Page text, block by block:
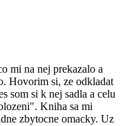
mi na nej prekazalo a
Hovorim si, ze odkladat
som si k nej sadla a celu
Kniha sa mi
zbytocne omacky. Uz